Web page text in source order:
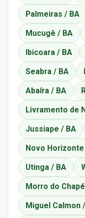
Palmeiras / BA
Mucugê / BA
Ibicoara / BA
Seabra / BA
Abaíra / BA
Livramento de
Jussiape / BA
Novo Horizonte
Utinga / BA
Morro do
Miguel Calmon